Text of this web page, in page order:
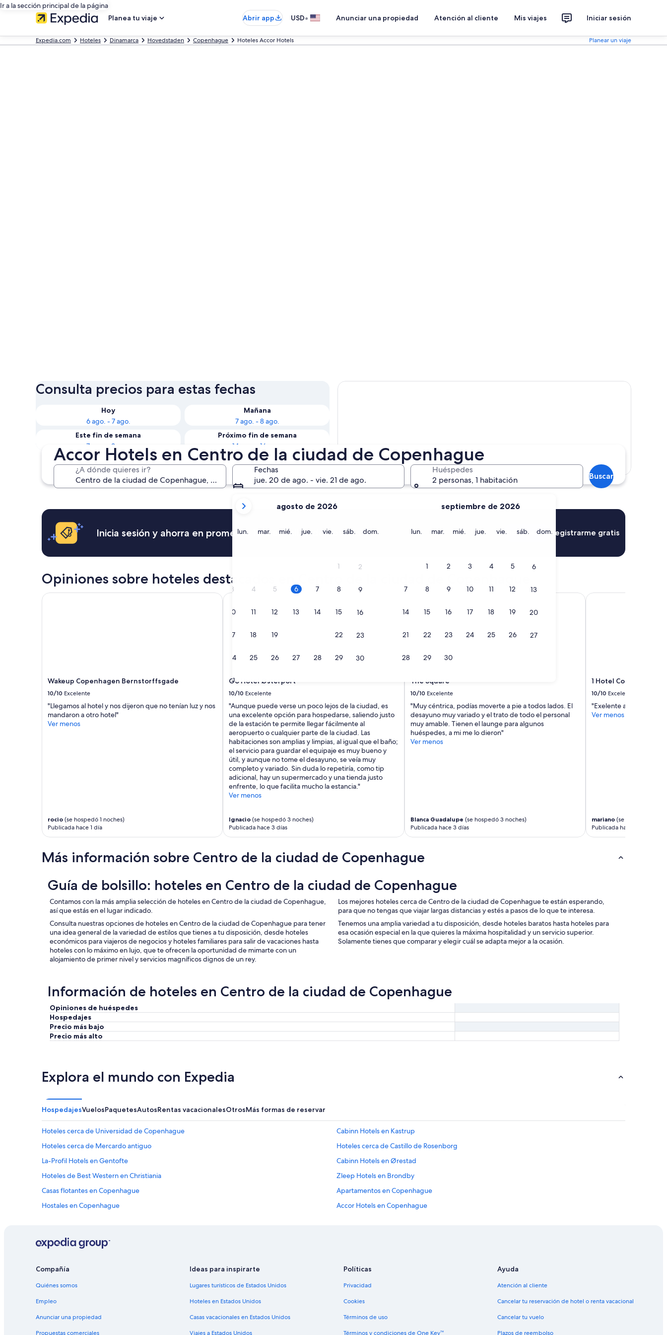
Ir a la sección principal de la página
Planea tu viaje
Abrir app USD• Anunciar una propiedad Atención al cliente Mis viajes Iniciar sesión
Expedia.com Hoteles Dinamarca Hovedstaden Copenhague Hoteles Accor Hotels Planear un viaje
Accor Hotels en Centro de la ciudad de Copenhague
¿A dónde quieres ir?
Fechas
jue. 20 de ago. - vie. 21 de ago.
meses
son
2026.
agosto de 2026
lun. lunesmar. martes
mié. miércoles
jue. jueves
vie. viernes
sáb. sábado
dom.
1 2
3 4 5 6 7 8 9
10 11 12 13 14 15 16
17 18 19 22 23
24 25 26 27 28 29 30
31
septiembre de 2026
lun. lunesmar. martes
mié. miércoles
jue. jueves
vie. viernes
sáb. sábado
dom. domingo
1 2 3 4 5 6
7 8 9 10 11 12 13
14 15 16 17 18 19 20
21 22 23 24 25 26 27
28 29 30
Huéspedes
2 personas, 1 habitación
Buscar
Consulta precios para estas fechas
Hoy
6 ago. - 7 ago.
Mañana
7 ago. - 8 ago.
Este fin de semana
7 ago. - 9 ago.
Próximo fin de semana
14 ago. - 16 ago.
Mostrar mapa
Inicia sesión y ahorra en promedio 15% en miles de hoteles Iniciar sesiónRegistrarme gratis
Opiniones sobre hoteles destacados en Centro de la ciudad de Copenhague
Wakeup Copenhagen Bernstorffsgade
10/10 Excelente
"Llegamos al hotel y nos dijeron que no tenían luz y nos
mandaron a otro hotel"
Ver menos
rocio (se hospedó 1 noches)
Publicada hace 1 día
Wakeup Copenhagen Bernstorffsgade
Go Hotel Østerport
10/10 Excelente
"Aunque puede verse un poco lejos de la ciudad, es
una excelente opción para hospedarse, saliendo justo
de la estación te permite llegar fácilmente al
aeropuerto o cualquier parte de la ciudad. Las
habitaciones son amplias y limpias, al igual que el baño;
el servicio para guardar el equipaje es muy bueno y
útil, y aunque no tome el desayuno, se veía muy
completo y variado. Sin duda lo repetiría, como tip
adicional, hay un supermercado y una tienda justo
enfrente, lo que facilita mucho la estancia."
Ver menos
Ignacio (se hospedó 3 noches)
Publicada hace 3 días
Go Hotel Østerport
The Square
10/10 Excelente
"Muy céntrica, podías moverte a pie a todos lados. El
desayuno muy variado y el trato de todo el personal
muy amable. Tienen el launge para algunos
huéspedes, a mi me lo dieron"
Ver menos
Blanca Guadalupe (se hospedó 3 noches)
Publicada hace 3 días
1 Hotel Copenhagen
10/10 Excelente
"Exelente atención de
Ver menos
mariano(se hospedó 3
Publicada hace 9 días
1 Hotel Copenhagen
Más información sobre Centro de la ciudad de Copenhague
Guía de bolsillo: hoteles en Centro de la ciudad de Copenhague
Contamos con la más amplia selección de hoteles en Centro de la ciudad de Copenhague,
así que estás en el lugar indicado.
Consulta nuestras opciones de hoteles en Centro de la ciudad de Copenhague para tener
una idea general de la variedad de estilos que tienes a tu disposición, desde hoteles
económicos para viajeros de negocios y hoteles familiares para salir de vacaciones hasta
hoteles con lo máximo en lujo, que te ofrecen la oportunidad de mimarte con un
alojamiento de primer nivel y servicios magníficos dignos de un rey.
Los mejores hoteles cerca de Centro de la ciudad de Copenhague te están esperando,
para que no tengas que viajar largas distancias y estés a pasos de lo que te interesa.
Tenemos una amplia variedad a tu disposición, desde hoteles baratos hasta hoteles para
esa ocasión especial en la que quieres la máxima hospitalidad y un servicio superior.
Solamente tienes que comparar y elegir cuál se adapta mejor a la ocasión.
Información de hoteles en Centro de la ciudad de Copenhague
Opiniones de huéspedes
Hospedajes
Precio más bajo
Precio más alto
Explora el mundo con Expedia
HospedajesVuelosPaquetesAutosRentas vacacionalesOtrosMás formas de reservar
Hoteles cerca de Universidad de Copenhague
Cabinn Hotels en Kastrup
Hoteles cerca de Mercardo antiguo
Hoteles cerca de Castillo de Rosenborg
La-Profil Hotels en Gentofte
Cabinn Hotels en Ørestad
Hoteles de Best Western en Christiania
Zleep Hotels en Brondby
Casas flotantes en Copenhague
Apartamentos en Copenhague
Hostales en Copenhague
Accor Hotels en Copenhague
Hoteles boutique en Copenhague
Hoteles con desayuno incluido en Copenhague
Hoteles con guardería en Copenhague
Compañía
Quiénes somos
Empleo
Anunciar una propiedad
Propuestas comerciales
Ideas para inspirarte
Lugares turísticos de Estados Unidos
Hoteles en Estados Unidos
Casas vacacionales en Estados Unidos
Viajes a Estados Unidos
Políticas
Privacidad
Cookies
Términos de uso
Términos y condiciones de One Key™
Ayuda
Atención al cliente
Cancelar tu reservación de hotel o renta vacacional
Cancelar tu vuelo
Plazos de reembolso